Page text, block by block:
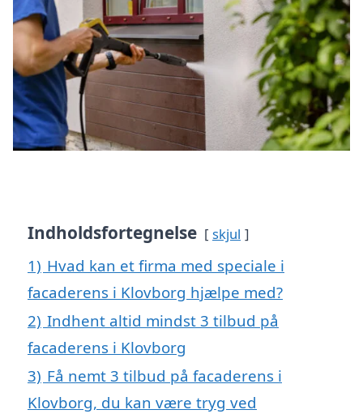
Indholdsfortegnelse skjul
1) Hvad kan et firma med speciale i
facaderens i Klovborg hjælpe med?
2) Indhent altid mindst 3 tilbud på
facaderens i Klovborg
3) Få nemt 3 tilbud på facaderens i
Klovborg, du kan være tryg ved